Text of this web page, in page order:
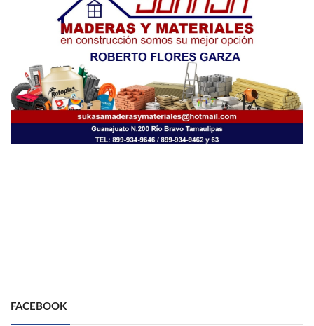
FACEBOOK